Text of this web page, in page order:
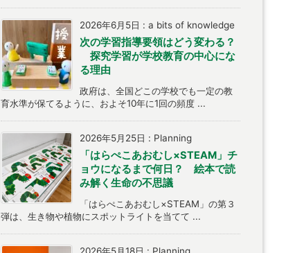
2026年6月5日 : a bits of knowledge
次の学習指導要領はどう変わる？
探究学習が学校教育の中心にな
る理由
政府は、全国どこの学校でも一定の教
育水準が保てるように、およそ10年に1回の頻度 ...
2026年5月25日 : Planning
「はらぺこあおむし×STEAM」チ
ョウになるまで何日？ 絵本で読
み解く生命の不思議
「はらぺこあおむし×STEAM」の第３
弾は、生き物や植物にスポットライトを当てて ...